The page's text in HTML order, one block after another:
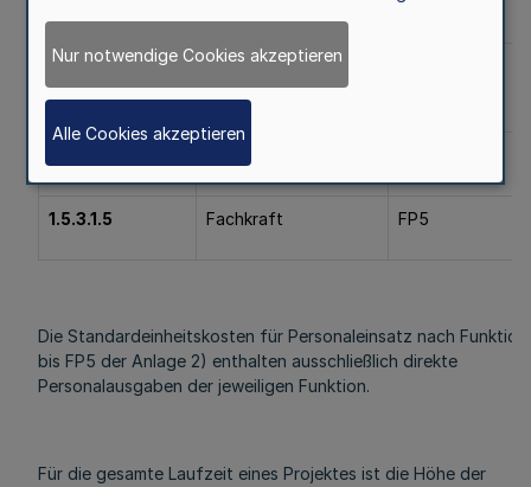
1.5.3.1.3
Herausgehobene
Projektmitarbeit
1.5.3.1.5 Fachkraft FP5
Die Standardeinheitskosten für Personaleinsatz nach
bis FP5 der Anlage 2) enthalten ausschließlich direkte
Personalausgaben der jeweiligen Funktion.
Für die gesamte Laufzeit eines Projektes ist die Höhe der
Nur notwendige Cookies akzeptieren
Alle Cookies akzeptieren